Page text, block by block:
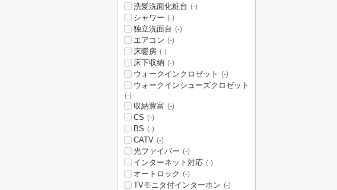
洗髪洗面化粧台 (-)
シャワー (-)
独立洗面台 (-)
エアコン (-)
床暖房 (-)
床下収納 (-)
ウォークインクロゼット (-)
ウォークインシューズクロゼット
(-)
収納豊富 (-)
CS (-)
BS (-)
CATV (-)
光ファイバー (-)
インターネット対応 (-)
オートロック (-)
TVモニタ付インターホン (-)